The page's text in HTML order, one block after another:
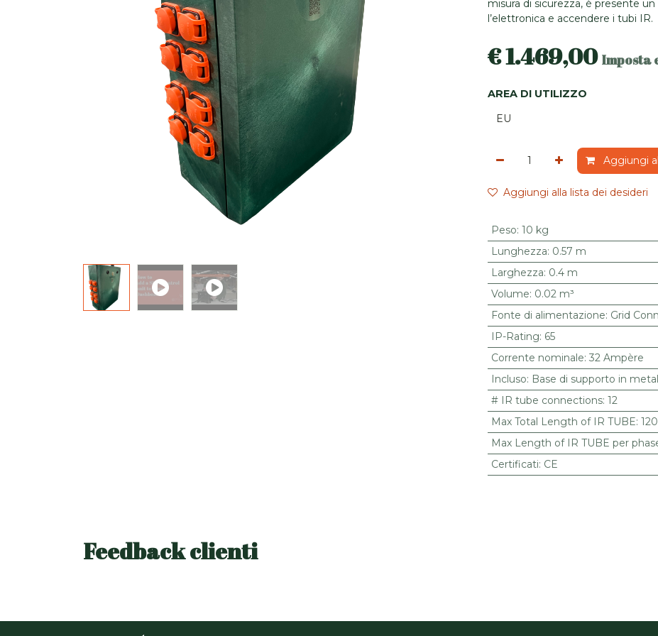
misura di sicurezza, è presente
l’elettronica e accendere i tubi IR.
€1.469,00 Imposta
AREA DI UTILIZZO
Aggiungi
Aggiungi alla lista dei desideri
Peso: 10 kg
Lunghezza: 0.57 m
Larghezza: 0.4 m
Volume: 0.02 m³
Fonte di alimentazione: Grid
IP-Rating: 65
Corrente nominale: 32 Ampère
Incluso: Base di supporto in
# IR tube connections: 12
Max Total Length of IR TUBE:
Max Length of IR TUBE per
Certificati: CE
Feedback clienti